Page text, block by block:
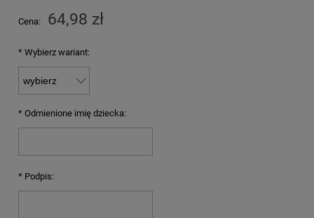
Cena: 64,98 zł
* Wybierz wariant:
* Odmienione imię dziecka:
* Podpis: